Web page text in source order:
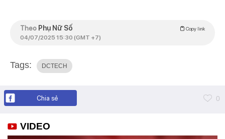
Theo Phụ Nữ Số Copy link
04/07/2025 15:30 (GMT +7)
Tags: DCTECH
Chia sẻ 0
VIDEO